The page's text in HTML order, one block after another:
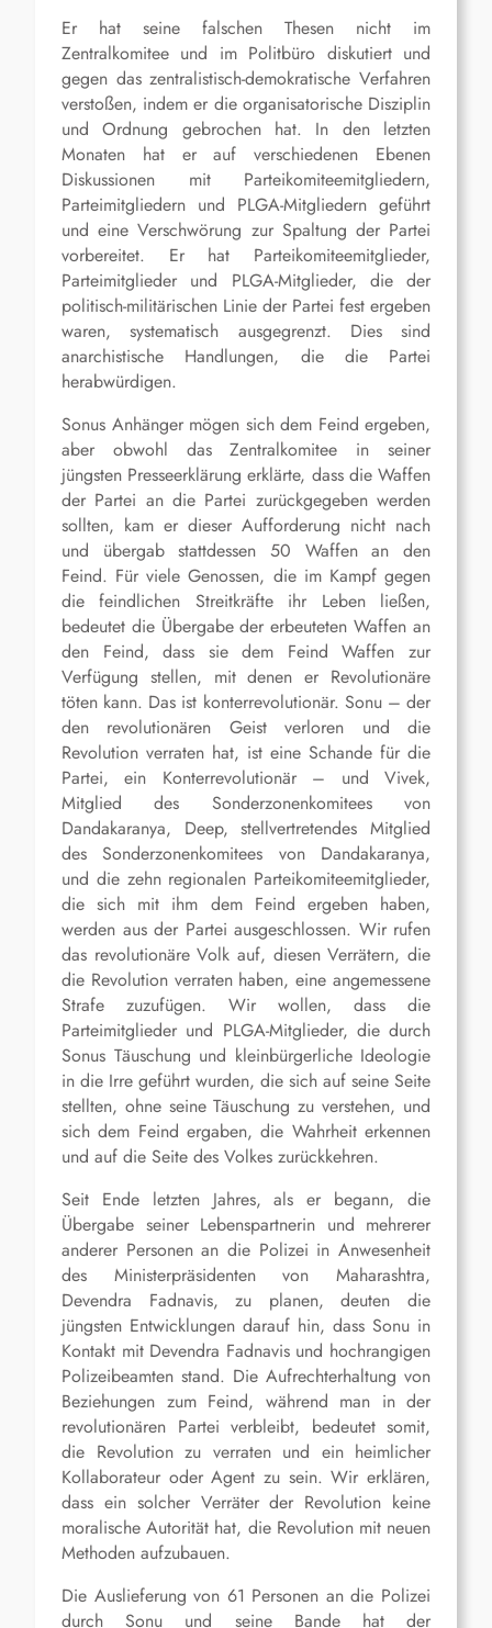
Er hat seine falschen Thesen nicht im
Zentralkomitee und im Politbüro diskutiert und
gegen das zentralistisch-demokratische Verfahren
verstoßen, indem er die organisatorische Disziplin
und Ordnung gebrochen hat. In den letzten
Monaten hat er auf verschiedenen Ebenen
Diskussionen mit Parteikomiteemitgliedern,
Parteimitgliedern und PLGA-Mitgliedern geführt
und eine Verschwörung zur Spaltung der Partei
vorbereitet. Er hat Parteikomiteemitglieder,
Parteimitglieder und PLGA-Mitglieder, die der
politisch-militärischen Linie der Partei fest ergeben
waren, systematisch ausgegrenzt. Dies sind
anarchistische Handlungen, die die Partei
herabwürdigen.
Sonus Anhänger mögen sich dem Feind ergeben,
aber obwohl das Zentralkomitee in seiner
jüngsten Presseerklärung erklärte, dass die Waffen
der Partei an die Partei zurückgegeben werden
sollten, kam er dieser Aufforderung nicht nach
und übergab stattdessen 50 Waffen an den
Feind. Für viele Genossen, die im Kampf gegen
die feindlichen Streitkräfte ihr Leben ließen,
bedeutet die Übergabe der erbeuteten Waffen an
den Feind, dass sie dem Feind Waffen zur
Verfügung stellen, mit denen er Revolutionäre
töten kann. Das ist konterrevolutionär. Sonu – der
den revolutionären Geist verloren und die
Revolution verraten hat, ist eine Schande für die
Partei, ein Konterrevolutionär – und Vivek,
Mitglied des Sonderzonenkomitees von
Dandakaranya, Deep, stellvertretendes Mitglied
des Sonderzonenkomitees von Dandakaranya,
und die zehn regionalen Parteikomiteemitglieder,
die sich mit ihm dem Feind ergeben haben,
werden aus der Partei ausgeschlossen. Wir rufen
das revolutionäre Volk auf, diesen Verrätern, die
die Revolution verraten haben, eine angemessene
Strafe zuzufügen. Wir wollen, dass die
Parteimitglieder und PLGA-Mitglieder, die durch
Sonus Täuschung und kleinbürgerliche Ideologie
in die Irre geführt wurden, die sich auf seine Seite
stellten, ohne seine Täuschung zu verstehen, und
sich dem Feind ergaben, die Wahrheit erkennen
und auf die Seite des Volkes zurückkehren.
Seit Ende letzten Jahres, als er begann, die
Übergabe seiner Lebenspartnerin und mehrerer
anderer Personen an die Polizei in Anwesenheit
des Ministerpräsidenten von Maharashtra,
Devendra Fadnavis, zu planen, deuten die
jüngsten Entwicklungen darauf hin, dass Sonu in
Kontakt mit Devendra Fadnavis und hochrangigen
Polizeibeamten stand. Die Aufrechterhaltung von
Beziehungen zum Feind, während man in der
revolutionären Partei verbleibt, bedeutet somit,
die Revolution zu verraten und ein heimlicher
Kollaborateur oder Agent zu sein. Wir erklären,
dass ein solcher Verräter der Revolution keine
moralische Autorität hat, die Revolution mit neuen
Methoden aufzubauen.
Die Auslieferung von 61 Personen an die Polizei
durch Sonu und seine Bande hat der